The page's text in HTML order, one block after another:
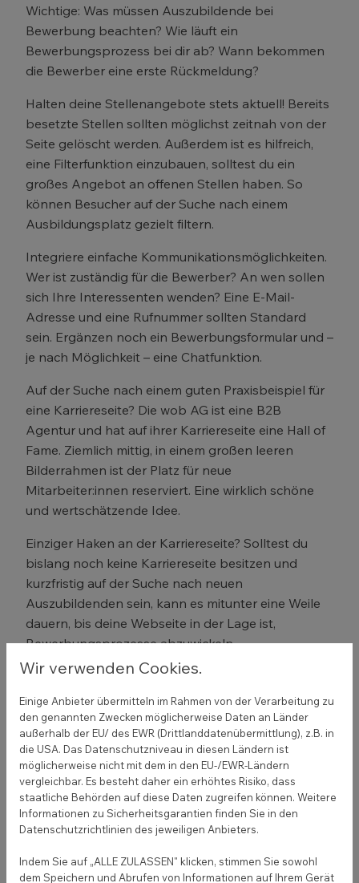
Wichtige: Was müssen Auszubildende bei
Bewerbung beachten? Wie läuft ein
Bewerbungsprozess bei dir ab? Wann bekommen
die Bewerber eine erste Rückmeldung?
Halten deine Stellenangebote stets aktuell! Bereits
besetzte Stellen sollten möglichst zeitnah von der
Seite gelöscht werden. Außerdem ist es hilfreich,
eine Filterfunktion einzubauen, solltest du ein
großes Angebot an offenen Stellen haben. So
können Besucher auf der Suche nach einem
Ausbildungsplatz gezielt filtern.
Integriere einfache Kommunikationsmöglichkeiten.
Wer ist zuständig für die Bewerber? An wen sollen
sich Ihre Interessenten wenden? Eine E-Mail-
Adresse und eine Rufnummer sollten Standard
sein. Ergänzen noch ein Bewerbungsformular und –
je nach Möglichkeit – eine Chatfunktion.
Auf der Suche nach einem guten Praxisbeispiel für
eine Karriereseite? Die wob AG ist eine B2B
Agentur und hat auf ihrer Karriereseite eine Hall of
Fame. Ziemlich mittig, in einem großen leeren
Bilderrahmen ist der Platz für neue
Mitarbeiter:innen reserviert. Eine wirklich schöne
und wertschätzende Idee.
Einziger Haken an der Karriereseite? Solltest du
bislang noch keine Karriereseite besitzen und
kurzfristig auf der Suche nach neuen
Auszubildenden sein, kann es mitunter eine Weile
dauern, bis deine Webseite in der Lage ist,
Bewerbungsprozesse abzuwickeln.
Vielleicht passt folgende Möglichkeit noch besser
zu dir?
Nachwuchs im Handwerk
sichern: Mit Social Media
Auszubildende begeistern
Unternehmen. Ob für die Kundengewinnung, die
Wir verwenden Cookies.
Einige Anbieter übermitteln im Rahmen von der Verarbeitung zu
den genannten Zwecken möglicherweise Daten an Länder
außerhalb der EU/ des EWR (Drittlanddatenübermittlung), z.B. in
die USA. Das Datenschutzniveau in diesen Ländern ist
möglicherweise nicht mit dem in den EU-/EWR-Ländern
vergleichbar. Es besteht daher ein erhöhtes Risiko, dass
staatliche Behörden auf diese Daten zugreifen können. Weitere
Informationen zu Sicherheitsgarantien finden Sie in den
Datenschutzrichtlinien des jeweiligen Anbieters.
Indem Sie auf „ALLE ZULASSEN" klicken, stimmen Sie sowohl
dem Speichern und Abrufen von Informationen auf Ihrem Gerät